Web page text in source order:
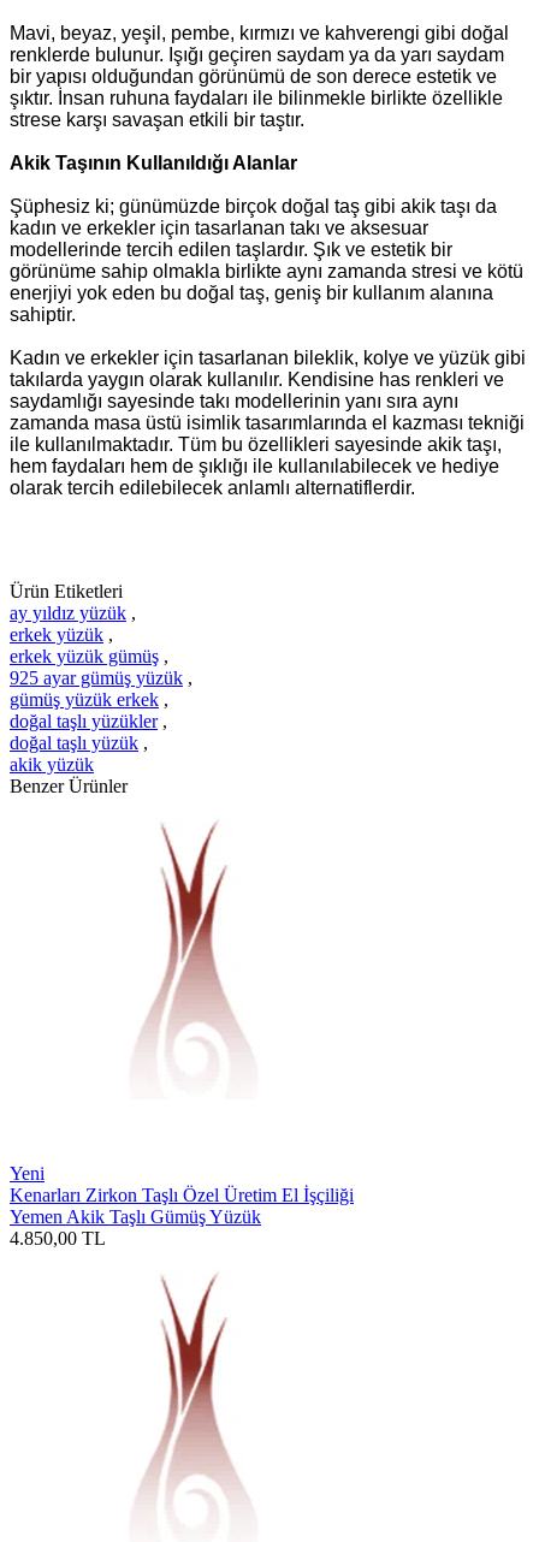
Mavi, beyaz, yeşil, pembe, kırmızı ve kahverengi gibi doğal
renklerde bulunur. Işığı geçiren saydam ya da yarı saydam
bir yapısı olduğundan görünümü de son derece estetik ve
şıktır. İnsan ruhuna faydaları ile bilinmekle birlikte özellikle
strese karşı savaşan etkili bir taştır.
Akik Taşının Kullanıldığı Alanlar
Şüphesiz ki; günümüzde birçok doğal taş gibi akik taşı da
kadın ve erkekler için tasarlanan takı ve aksesuar
modellerinde tercih edilen taşlardır. Şık ve estetik bir
görünüme sahip olmakla birlikte aynı zamanda stresi ve kötü
enerjiyi yok eden bu doğal taş, geniş bir kullanım alanına
sahiptir.
Kadın ve erkekler için tasarlanan bileklik, kolye ve yüzük gibi
takılarda yaygın olarak kullanılır. Kendisine has renkleri ve
saydamlığı sayesinde takı modellerinin yanı sıra aynı
zamanda masa üstü isimlik tasarımlarında el kazması tekniği
ile kullanılmaktadır. Tüm bu özellikleri sayesinde akik taşı,
hem faydaları hem de şıklığı ile kullanılabilecek ve hediye
olarak tercih edilebilecek anlamlı alternatiflerdir.
Ürün Etiketleri
ay yıldız yüzük ,
erkek yüzük ,
erkek yüzük gümüş ,
925 ayar gümüş yüzük ,
gümüş yüzük erkek ,
doğal taşlı yüzükler ,
doğal taşlı yüzük ,
akik yüzük
Benzer Ürünler
Yeni
Kenarları Zirkon Taşlı Özel Üretim El İşçiliği
Yemen Akik Taşlı Gümüş Yüzük
4.850,00 TL